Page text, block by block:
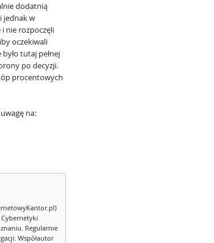
dodatnią
jednak w
nie rozpoczęli
oczekiwali
tutaj pełnej
po decyzji.
procentowych
na:
Regularnie
Współautor